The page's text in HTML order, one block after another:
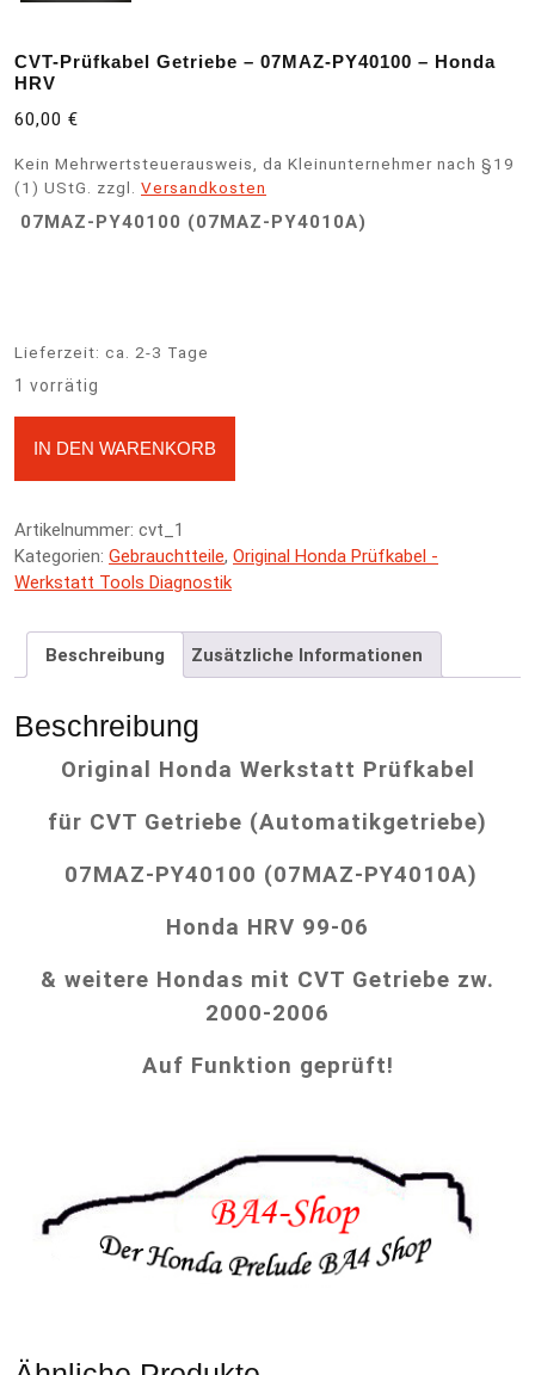
CVT-Prüfkabel Getriebe – 07MAZ-PY40100 – Honda
HRV
60,00 €
Kein Mehrwertsteuerausweis, da Kleinunternehmer nach §19
(1) UStG. zzgl. Versandkosten
07MAZ-PY40100 (07MAZ-PY4010A)
Lieferzeit: ca. 2-3 Tage
1 vorrätig
IN DEN WARENKORB
n
v
Artikelnummer: cvt_1
Kategorien: Gebrauchtteile, Original Honda Prüfkabel -
Werkstatt Tools Diagnostik
Beschreibung Zusätzliche Informationen
Beschreibung
Original Honda Werkstatt Prüfkabel
für CVT Getriebe (Automatikgetriebe)
07MAZ-PY40100 (07MAZ-PY4010A)
Honda HRV 99-06
& weitere Hondas mit CVT Getriebe zw.
2000-2006
Auf Funktion geprüft!